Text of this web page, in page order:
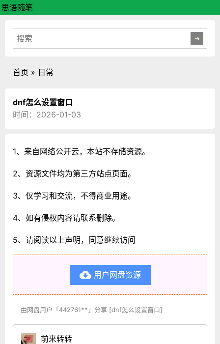
思语随笔
首页 » 日常
dnf怎么设置窗口
时间：2026-01-03
1、来自网络公开云，本站不存储资源。
2、资源文件均为第三方站点页面。
3、仅学习和交流，不得商业用途。
4、如有侵权内容请联系删除。
5、请阅读以上声明，同意继续访问
用户网盘资源
由网盘用户「442761**」分享 [dnf怎么设置窗口]
前来转转